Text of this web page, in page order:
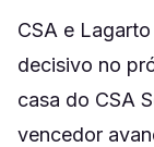
CSA e
decisivo no
casa do CSA
vencedor